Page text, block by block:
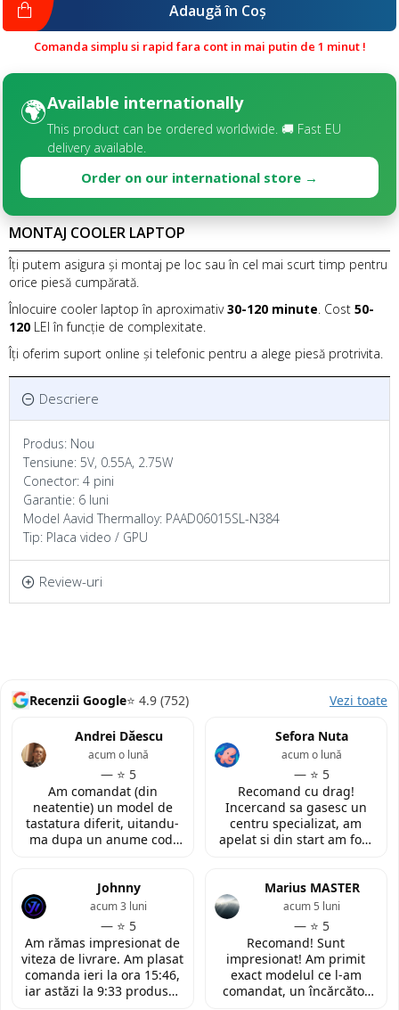
Adaugă în Coş
Comanda simplu si rapid fara cont in mai putin de 1 minut !
🌍Available internationally
This product can be ordered worldwide. 🚚 Fast EU
delivery available.
Order on our international store →
Descriere
Produs: Nou
Tensiune: 5V, 0.55A, 2.75W
Conector: 4 pini
Garantie: 6 luni
Model Aavid Thermalloy: PAAD06015SL-N384
Tip: Placa video / GPU
Review-uri
MONTAJ COOLER LAPTOP
Îți putem asigura și montaj pe loc sau în cel mai scurt timp pentru
orice piesă cumpărată.
Înlocuire cooler laptop în aproximativ30-120 minute. Cost 50-
120 LEI în funcție de complexitate.
Îți oferim suport online și telefonic pentru a alege piesă protrivita.
Recenzii Google⭐ 4.9 (752) Vezi toate
Andrei Dăescu
— ⭐ 5
acum o lună
Am comandat (din
neatentie) un model de
tastatura diferit, uitandu-
ma dupa un anume cod.
contactat in urma cererii
de retur si mi-au oferit
modelul potrivit de
tastatura pentru repararea
laptopului. Nu am ce
reprosa! Serviciu prompt si
de incredere!
Sefora Nuta
— ⭐ 5
acum o lună
Recomand cu drag!
Incercand sa gasesc un
centru specializat, am
apelat si din start am fost
fata locului, am fost placut
impresionata de
amabilitatea si priceperea
personalului. Multumesc
tare mult pentru ajutorul
oferit!
Johnny
— ⭐ 5
acum 3 luni
Am rămas impresionat de
viteza de livrare. Am plasat
comanda ieri la ora 15:46,
iar astăzi la 9:33 produsul
Marius MASTER
— ⭐ 5
acum 5 luni
Recomand! Sunt
impresionat! Am primit
exact modelul ce l-am
comandat, un încărcător